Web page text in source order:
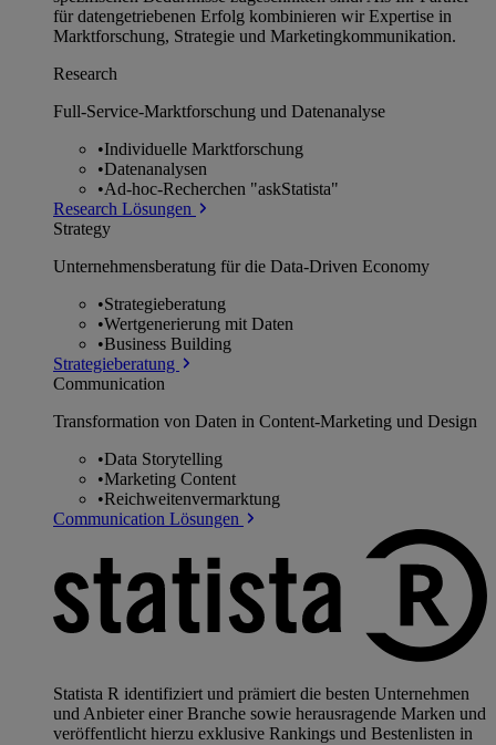
für datengetriebenen Erfolg kombinieren wir Expertise in
Marktforschung, Strategie und Marketingkommunikation.
Research
Full-Service-Marktforschung und Datenanalyse
•Individuelle Marktforschung
•Datenanalysen
•Ad-hoc-Recherchen "askStatista"
Research Lösungen
Strategy
Unternehmens­beratung für die Data-Driven Economy
•Strategieberatung
•Wertgenerierung mit Daten
•Business Building
Strategieberatung
Communication
Transformation von Daten in Content-Marketing und Design
•Data Storytelling
•Marketing Content
•Reichweitenvermarktung
Communication Lösungen
Statista R identifiziert und prämiert die besten Unternehmen
und Anbieter einer Branche sowie herausragende Marken und
veröffentlicht hierzu exklusive Rankings und Bestenlisten in